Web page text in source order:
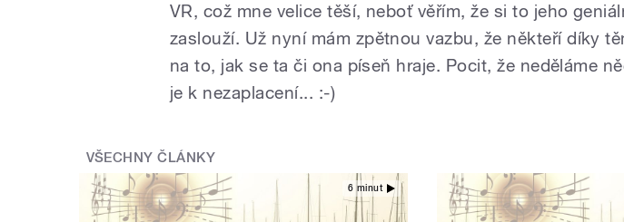
VR, což mne velice těší, neboť věřím, že si to jeho
zaslouží. Už nyní mám zpětnou vazbu, že někteří díky
na to, jak se ta či ona píseň hraje. Pocit, že neděláme
je k nezaplacení... :-)
VŠECHNY ČLÁNKY
6 minut